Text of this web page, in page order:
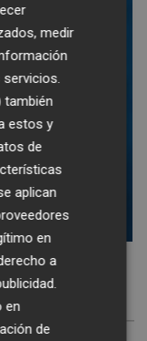
cómo te
medir
también
estos y
de
aplican
en
a
en
de